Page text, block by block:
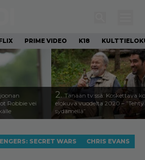
PRIME VIDEO K18
Robbie vei
2. Tänään tv:ssä: Koskettava
elokuva vuodelta 2020 – ”Tehty
sydämellä”
SECRET WARS
CHRIS EVANS